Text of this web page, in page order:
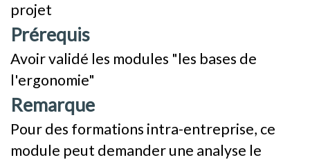
projet
Prérequis
Avoir validé les modules "les bases de
l'ergonomie"
Remarque
Pour des formations intra-entreprise, ce
module peut demander une analyse le